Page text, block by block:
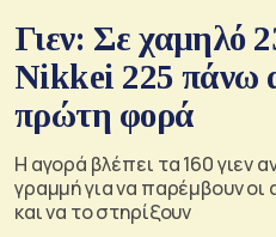
Γιεν: Σε χαμηλό
Nikkei 225 πάνω
πρώτη φορά
Η αγορά βλέπει τα 160 γιεν
γραμμή για να παρέμβουν οι
και να το στηρίξουν